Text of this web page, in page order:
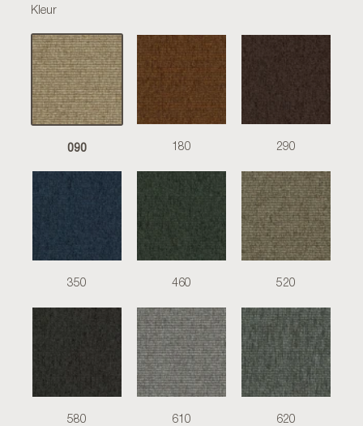
Kleur
090 180 290
350 460 520
580 610 620